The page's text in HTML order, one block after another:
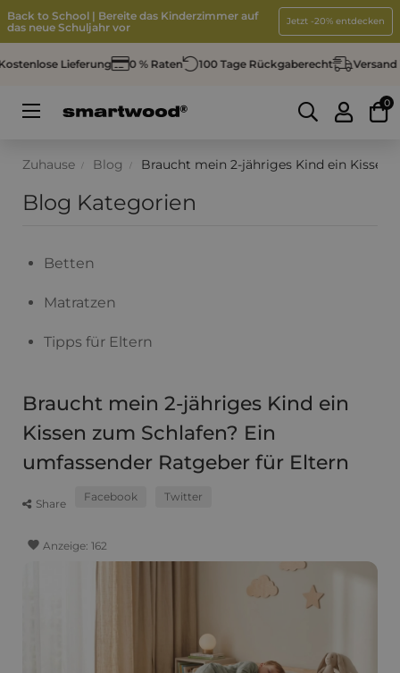
Back to School | Bereite das Kinderzimmer auf
das neue Schuljahr vor
Jetzt -20% entdecken
Lieferung 0 % Raten 100 Tage Rückgaberecht Versand in
Umschalten
☰ 0
Zuhause Blog Braucht mein 2-jähriges Kind ein Kissen
Blog Kategorien
Betten
Matratzen
Tipps für Eltern
Braucht mein 2-jähriges Kind ein
Kissen zum Schlafen? Ein
umfassender Ratgeber für Eltern
Share
Facebook Twitter
favorite Anzeige: 162